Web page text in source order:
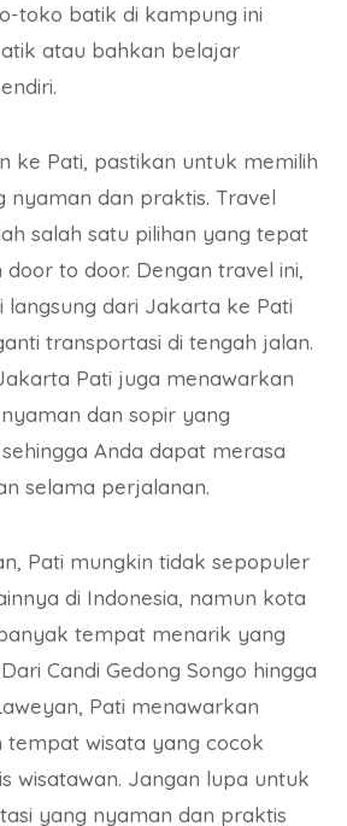
toko batik di kampung ini
atau bahkan belajar
ke Pati, pastikan untuk memilih
nyaman dan praktis. Travel
salah satu pilihan yang tepat
to door. Dengan travel ini,
langsung dari Jakarta ke Pati
transportasi di tengah jalan.
Pati juga menawarkan
dan sopir yang
Anda dapat merasa
selama perjalanan.
Pati mungkin tidak sepopuler
di Indonesia, namun kota
tempat menarik yang
Candi Gedong Songo hingga
Pati menawarkan
tempat wisata yang cocok
wisatawan. Jangan lupa untuk
yang nyaman dan praktis